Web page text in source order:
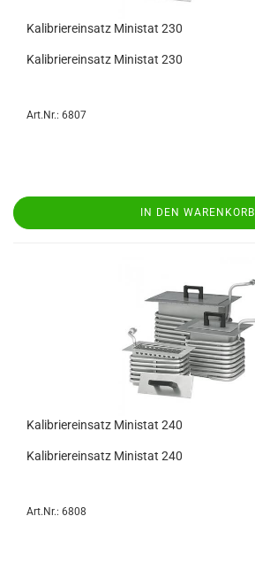
Kalibriereinsatz Ministat 230
Kalibriereinsatz Ministat 230
Art.Nr.: 6807
IN DEN WARENKORB
Kalibriereinsatz Ministat 240
Kalibriereinsatz Ministat 240
Art.Nr.: 6808